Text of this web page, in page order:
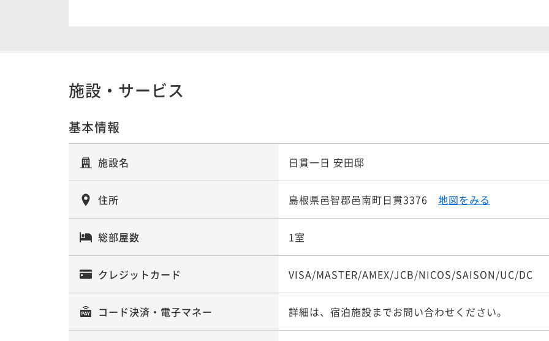
施設・サービス
基本情報
施設名 日貫一日 安田邸
住所 島根県邑智郡邑南町日貫3376 地図をみる
総部屋数 1室
クレジットカード VISA/MASTER/AMEX/JCB/NICOS/SAISON/UC/DC
コード決済・電子マネー 詳細は、宿泊施設までお問い合わせください。